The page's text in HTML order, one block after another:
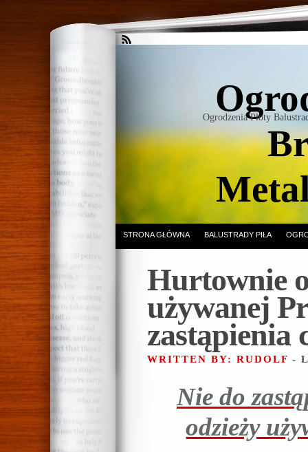
Ogrodzenia Płoty
STRONA GŁÓWNA BALUSTRADY PIŁA
Hurtownie
używanej
zastąpienia
WRITTEN BY: RUDOLF -
Nie do
odzieży